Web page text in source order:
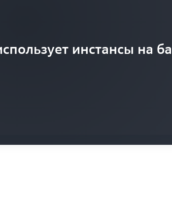
инстансы на
внедряет